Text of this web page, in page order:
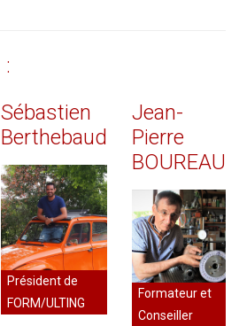
:
Sébastien
Berthebaud
Président de
FORM/ULTING
Jean-
Pierre
BOUREAU
Formateur et
Conseiller